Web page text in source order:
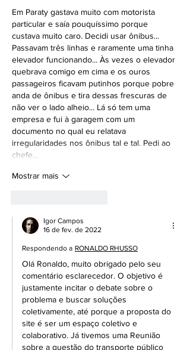
Em Paraty gastava muito com motorista
particular e saía pouquíssimo porque
custava muito caro. Decidi usar ônibus...
Passavam três linhas e raramente uma tinha
elevador funcionando... Às vezes o elevador
quebrava comigo em cima e os ouros
passageiros ficavam putinhos porque pobre
anda de ônibus e tira dessas frescuras de
não ver o lado alheio... Lá só tem uma
empresa e fui à garagem com um
documento no qual eu relatava
irregularidades nos ônibus tal e tal. Pedi ao
chefe…
Mostrar mais
Igor Campos
16 de fev. de 2022
Respondendo a RONALDO RHUSSO
Olá Ronaldo, muito obrigado pelo seu
comentário esclarecedor. O objetivo é
justamente incitar o debate sobre o
problema e buscar soluções
coletivamente, até porque a proposta do
site é ser um espaço coletivo e
colaborativo. Já tivemos uma Reunião
sobre a questão do transporte público